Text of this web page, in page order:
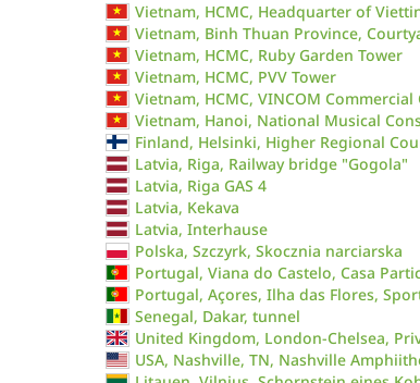
Vietnam, HCMC, Headquarter of
Vietnam, Binh Thuan Province,
Vietnam, HCMC, Ruby Garden Tower
Vietnam, HCMC, PVV Tower
Vietnam, HCMC, VINCOM Commercial
Vietnam, Hanoi, National Musical
Finland, Helsinki, Higher Regional
Latvia, Riga, Railway bridge "Gogola"
Latvia, Riga GAS 4
Latvia, Kekava
Latvia, Interhause
Polska, Szczyrk, Skocznia narciarska
Portugal, Viana do Castelo, Casa
Portugal, Açores, Ilha das Flores,
Senegal, Dakar, tunnel
United Kingdom, London-Chelsea,
USA, Nashville, TN, Nashville